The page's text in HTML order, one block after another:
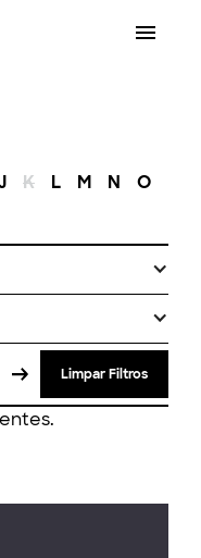
K L M N O
Limpar Filtros